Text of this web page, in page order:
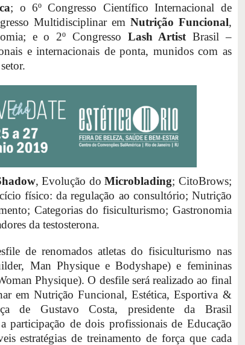
; o 6º Congresso Científico Internacional de
Multidisciplinar em Nutrição Funcional,
e o 2º Congresso Lash Artist Brasil –
e internacionais de ponta, munidos com as
, Evolução doMicroblading; CitoBrows;
físico: da regulação ao consultório; Nutrição
Categorias do fisiculturismo; Gastronomia
da testosterona.
de renomados atletas do fisiculturismo nas
Man Physique e Bodyshape) e femininas
Physique). O desfile será realizado ao final
em Nutrição Funcional, Estética, Esportiva &
de Gustavo Costa, presidente da Brasil
participação de dois profissionais de Educação
estratégias de treinamento de força que cada